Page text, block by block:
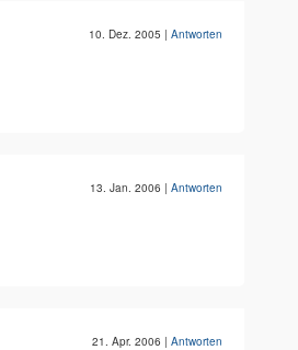
10. Dez. 2005 | Antworten
13. Jan. 2006 | Antworten
21. Apr. 2006 | Antworten